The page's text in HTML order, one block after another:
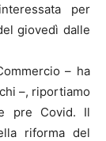
per
giovedì dalle
– ha
–, riportiamo
pre Covid. Il
riforma del